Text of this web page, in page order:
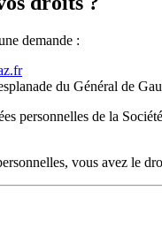
demande :
du Général de
personnelles de la
vous avez le